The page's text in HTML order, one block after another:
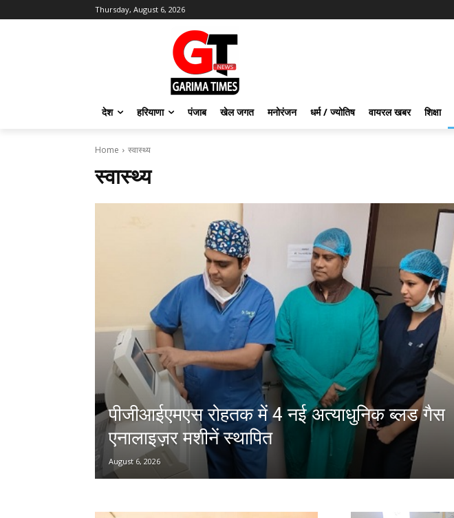
Thursday, August 6, 2026
देश हरियाणा पंजाब खेल जगत मनोरंजन धर्म / ज्योतिष वायरल खबर शिक्षा
Home स्वास्थ्य
स्वास्थ्य
पीजीआईएमएस रोहतक में 4 नई अत्याधुनिक ब्लड गैस
एनालाइज़र मशीनें स्थापित
August 6, 2026